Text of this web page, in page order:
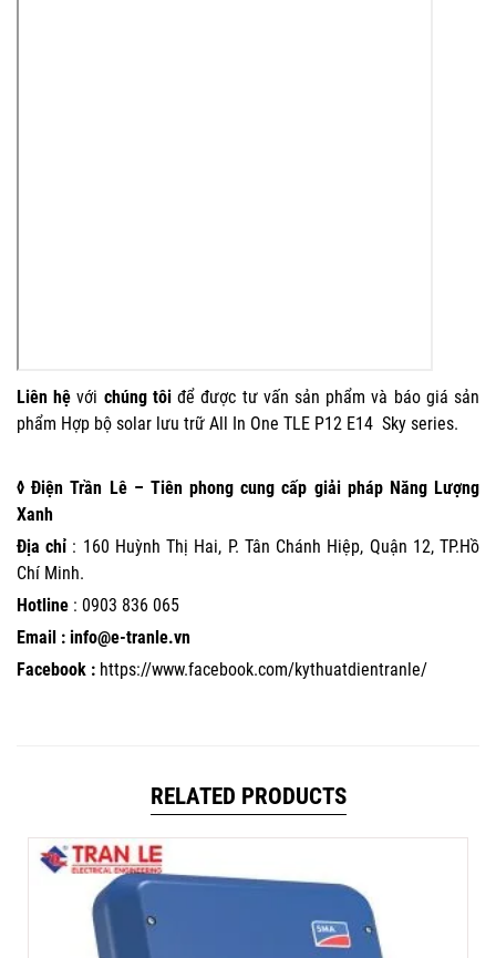
Liên hệ với chúng tôiđể được tư vấn sản phẩm và báo giá sản
phẩm Hợp bộ solar lưu trữ All In One TLE P12 E14 Sky series.
◊ Điện Trần Lê – Tiên phong cung cấp giải pháp Năng Lượng
Xanh
Địa chỉ : 160 Huỳnh Thị Hai, P. Tân Chánh Hiệp, Quận 12, TP.Hồ
Chí Minh.
Hotline : 0903 836 065
Email : info@e-tranle.vn
Facebook : https://www.facebook.com/kythuatdientranle/
RELATED PRODUCTS